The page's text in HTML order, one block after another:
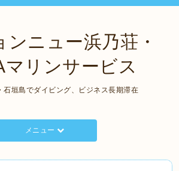
ンニュー浜乃荘・
マリンサービス
石垣島でダイビング、ビジネス長期滞在
メニュー